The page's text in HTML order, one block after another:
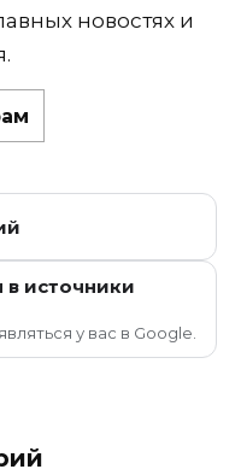
новостях и
в источники
у вас в Google.